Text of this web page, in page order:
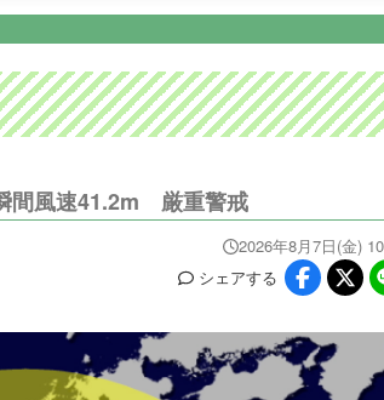
間風速41.2m 厳重警戒
2026年8月7日(金)
シェアする